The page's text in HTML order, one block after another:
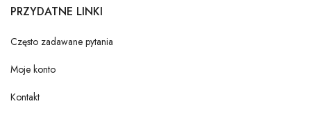
PRZYDATNE LINKI
Często zadawane pytania
Moje konto
Kontakt